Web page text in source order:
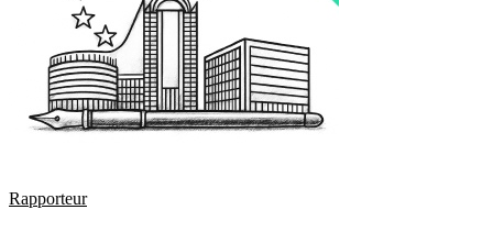
Rapporteur